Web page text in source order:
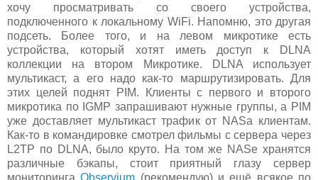
хочу просматривать со своего устройства,
подключенного к локальному WiFi. Напомню, это другая
подсеть. Более того, и на левом микротике есть
устройства, который хотят иметь доступ к DLNA
коллекции на втором Микротике. DLNA использует
мультикаст, а его надо как-то маршрутизировать. Для
этих целей поднят PIM. Клиенты с первого и второго
микротика по IGMP запрашивают нужные группы, а PIM
уже доставляет мультикаст трафик от NASа клиентам.
Как-то в командировке смотрел фильмы с сервера через
L2TP по DLNA, было круто. На том же NASе хранятся
различные бэкапы, стоит приятный глазу сервер
мониторингаObservium (рекомендую) и ещё всякое по